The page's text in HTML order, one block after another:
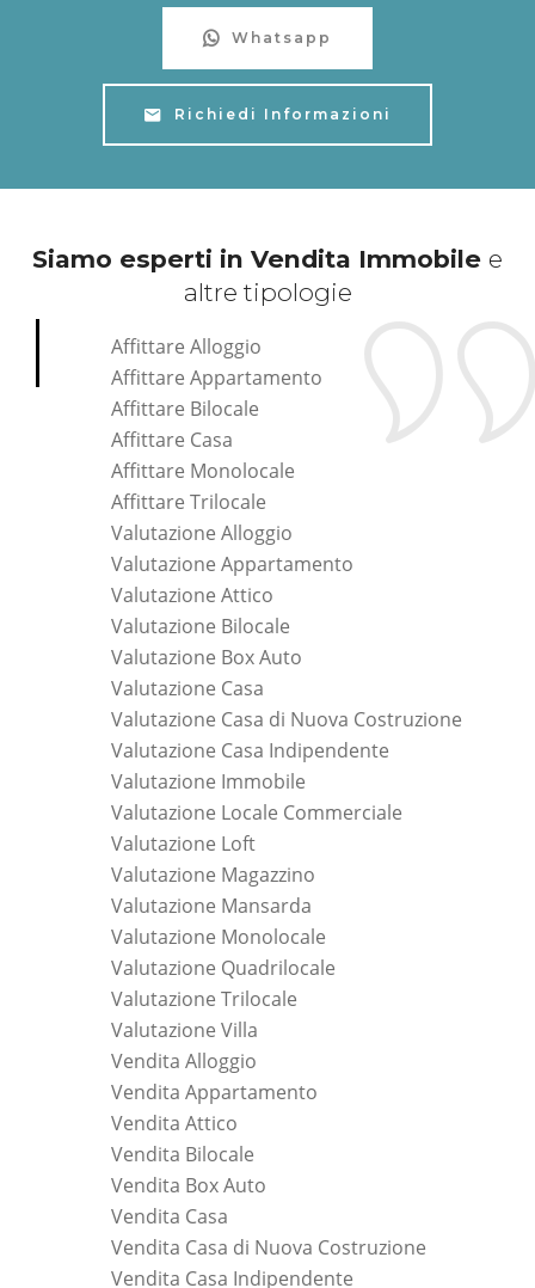
Whatsapp
Richiedi Informazioni
Siamo esperti in Vendita Immobile e
altre tipologie
Affittare Alloggio
Affittare Appartamento
Affittare Bilocale
Affittare Casa
Affittare Monolocale
Affittare Trilocale
Valutazione Alloggio
Valutazione Appartamento
Valutazione Attico
Valutazione Bilocale
Valutazione Box Auto
Valutazione Casa
Valutazione Casa di Nuova Costruzione
Valutazione Casa Indipendente
Valutazione Immobile
Valutazione Locale Commerciale
Valutazione Loft
Valutazione Magazzino
Valutazione Mansarda
Valutazione Monolocale
Valutazione Quadrilocale
Valutazione Trilocale
Valutazione Villa
Vendita Alloggio
Vendita Appartamento
Vendita Attico
Vendita Bilocale
Vendita Box Auto
Vendita Casa
Vendita Casa di Nuova Costruzione
Vendita Casa Indipendente